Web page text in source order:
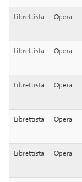
Librettista Opera
Librettista Opera
Librettista Opera
Librettista Opera
Librettista Opera